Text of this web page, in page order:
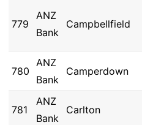
779
ANZ
Bank
Campbellfield
780
ANZ
Bank
Camperdown
781
ANZ
Bank
Carlton